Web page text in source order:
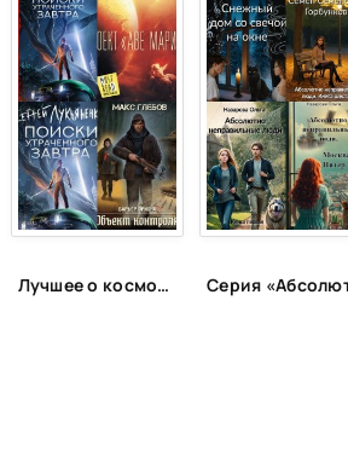
Лучшее о космосе и других планетах